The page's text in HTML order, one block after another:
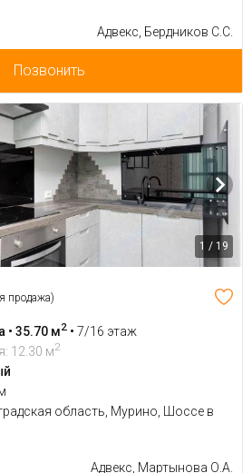
Адвекс, Бердников С.С.
Позвонить
1 / 19
продажа)
• 35.70 м2 • 7/16 этаж
12.30 м2
область, Мурино, Шоссе в
Адвекс, Мартынова О.А.